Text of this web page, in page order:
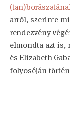
arról, szerinte
rendezvény
elmondta azt is,
és Elizabeth
folyosóján